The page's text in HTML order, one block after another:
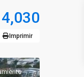
Imprimir